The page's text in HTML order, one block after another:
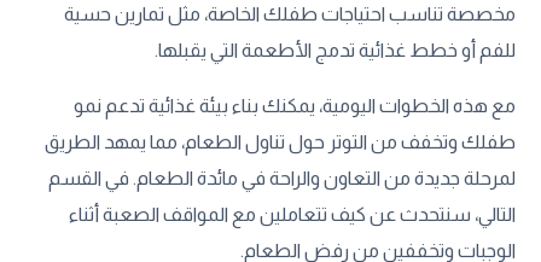
مخصصة تناسب احتياجات طفلك الخاصة، مثل تمارين حسية
للفم أو خطط غذائية تدمج الأطعمة التي يقبلها.
مع هذه الخطوات اليومية، يمكنك بناء بيئة غذائية تدعم نمو
طفلك وتخفف من التوتر حول تناول الطعام، مما يمهد الطريق
لمرحلة جديدة من التعاون والراحة في مائدة الطعام. في القسم
التالي، سنتحدث عن كيف تتعاملين مع المواقف الصعبة أثناء
الوجبات وتخففين من رفض الطعام.